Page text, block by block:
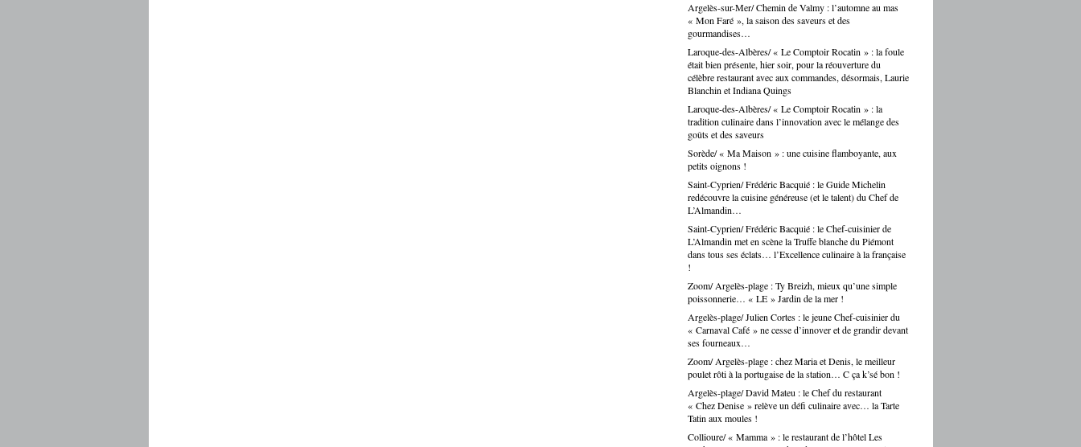
Argelès-sur-Mer/ Chemin de Valmy : l’automne au mas
« Mon Faré », la saison des saveurs et des
gourmandises…
Laroque-des-Albères/ « Le Comptoir Rocatin » : la foule
était bien présente, hier soir, pour la réouverture du
célèbre restaurant avec aux commandes, désormais, Laurie
Blanchin et Indiana Quings
Laroque-des-Albères/ « Le Comptoir Rocatin » : la
tradition culinaire dans l’innovation avec le mélange des
goûts et des saveurs
Sorède/ « Ma Maison » : une cuisine flamboyante, aux
petits oignons !
Saint-Cyprien/ Frédéric Bacquié : le Guide Michelin
redécouvre la cuisine généreuse (et le talent) du Chef de
L’Almandin…
Saint-Cyprien/ Frédéric Bacquié : le Chef-cuisinier de
L’Almandin met en scène la Truffe blanche du Piémont
dans tous ses éclats… l’Excellence culinaire à la française
!
Zoom/ Argelès-plage : Ty Breizh, mieux qu’une simple
poissonnerie… « LE » Jardin de la mer !
Argelès-plage/ Julien Cortes : le jeune Chef-cuisinier du
« Carnaval Café » ne cesse d’innover et de grandir devant
ses fourneaux…
Zoom/ Argelès-plage : chez Maria et Denis, le meilleur
poulet rôti à la portugaise de la station… C ça k’sé bon !
Argelès-plage/ David Mateu : le Chef du restaurant
« Chez Denise » relève un défi culinaire avec… la Tarte
Tatin aux moules !
Collioure/ « Mamma » : le restaurant de l’hôtel Les